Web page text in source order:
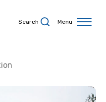
Search Menu